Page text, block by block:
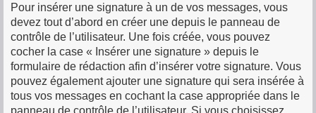
Pour insérer une signature à un de vos messages, vous
devez tout d’abord en créer une depuis le panneau de
contrôle de l’utilisateur. Une fois créée, vous pouvez
cocher la case « Insérer une signature » depuis le
formulaire de rédaction afin d’insérer votre signature. Vous
pouvez également ajouter une signature qui sera insérée à
tous vos messages en cochant la case appropriée dans le
panneau de contrôle de l’utilisateur. Si vous choisissez